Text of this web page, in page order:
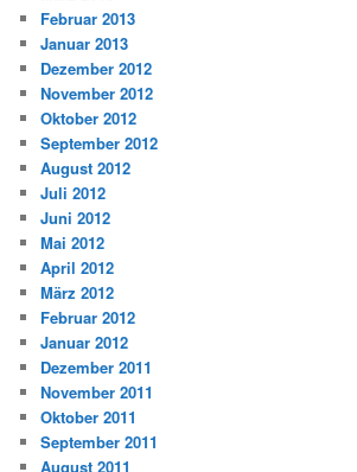
Februar 2013
Januar 2013
Dezember 2012
November 2012
Oktober 2012
September 2012
August 2012
Juli 2012
Juni 2012
Mai 2012
April 2012
März 2012
Februar 2012
Januar 2012
Dezember 2011
November 2011
Oktober 2011
September 2011
August 2011